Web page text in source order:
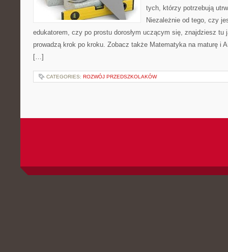
tych, którzy potrzebują
Niezależnie od tego, czy
edukatorem, czy po prostu dorosłym uczącym się, znajdziesz tu
prowadzą krok po kroku. Zobacz także Matematyka na maturę i
[…]
CATEGORIES: ROZWÓJ PRZEDSZKOLAKÓW